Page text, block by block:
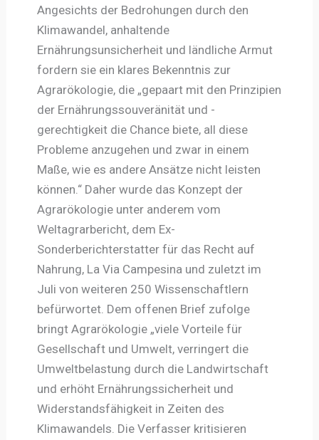
Angesichts der Bedrohungen durch den
Klimawandel, anhaltende
Ernährungsunsicherheit und ländliche Armut
fordern sie ein klares Bekenntnis zur
Agrarökologie, die „gepaart mit den Prinzipien
der Ernährungssouveränität und -
gerechtigkeit die Chance biete, all diese
Probleme anzugehen und zwar in einem
Maße, wie es andere Ansätze nicht leisten
können.“ Daher wurde das Konzept der
Agrarökologie unter anderem vom
Weltagrarbericht, dem Ex-
Sonderberichterstatter für das Recht auf
Nahrung, La Via Campesina und zuletzt im
Juli von weiteren 250 Wissenschaftlern
befürwortet. Dem offenen Brief zufolge
bringt Agrarökologie „viele Vorteile für
Gesellschaft und Umwelt, verringert die
Umweltbelastung durch die Landwirtschaft
und erhöht Ernährungssicherheit und
Widerstandsfähigkeit in Zeiten des
Klimawandels. Die Verfasser kritisieren